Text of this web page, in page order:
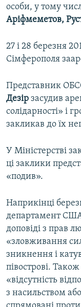
особи, у тому
Аріфмеметов,
27 і 28 березня
Сімферополя
Представник
Дезір засудив
солідарності» і
закликав до їх
У Міністерстві
ці заклики
«подив».
Наприкінці
департамент США
доповіді з прав
«зловживання
зникнення і
півострові.
«відсутність
з насильством